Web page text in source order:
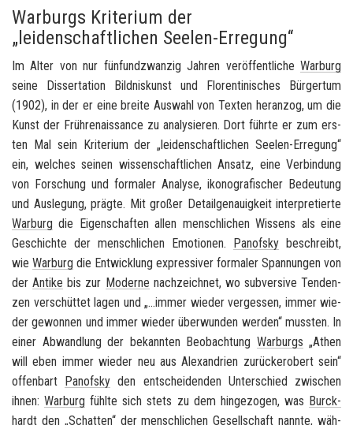
Warburgs Kriterium der
„leidenschaftlichen Seelen-Erregung“
Im Alter von nur fünf­und­zwan­zig Jah­ren ver­öf­fent­li­che War­burg
seine Dis­ser­ta­ti­on Bild­nis­kunst und Flo­ren­ti­ni­sches Bür­ger­tum
(1902), in der er eine brei­te Aus­wahl von Tex­ten her­an­zog, um die
Kunst der Früh­re­nais­sance zu ana­ly­sie­ren. Dort führ­te er zum ers­
ten Mal sein Kri­te­ri­um der „lei­den­schaft­li­chen Seelen-​Erregung“
ein, wel­ches sei­nen wis­sen­schaft­li­chen An­satz, eine Ver­bin­dung
von For­schung und for­ma­ler Ana­ly­se, iko­no­gra­fi­scher Be­deu­tung
und Aus­le­gung, präg­te. Mit gro­ßer De­tail­ge­nau­ig­keit in­ter­pre­tier­te
War­burg die Ei­gen­schaf­ten allen mensch­li­chen Wis­sens als eine
Ge­schich­te der mensch­li­chen Emo­tio­nen. Pan­of­sky be­schreibt,
wie War­burg die Ent­wick­lung ex­pres­si­ver for­ma­ler Span­nun­gen von
derAn­ti­ke bis zur Mo­der­ne nach­zeich­net, wo sub­ver­si­ve Ten­den­
zen ver­schüt­tet lagen und „...immer wie­der ver­ges­sen, immer wie­
der ge­won­nen und immer wie­der über­wun­den wer­den“ muss­ten. In
einer Ab­wand­lung der be­kann­ten Be­ob­ach­tung War­burgs „Athen
will eben immer wie­der neu aus Alex­an­dri­en zu­rück­er­obert sein“
of­fen­bart Pan­of­sky den ent­schei­den­den Un­ter­schied zwi­schen
ihnen:War­burg fühl­te sich stets zu dem hin­ge­zo­gen, was Burck­
hardt den „Schat­ten“ der mensch­li­chen Ge­sell­schaft nann­te, wäh­